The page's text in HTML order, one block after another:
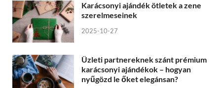
Karácsonyi ajándék ötletek a zene
szerelmeseinek
2025-10-27
Üzleti partnereknek szánt prémium
karácsonyi ajándékok – hogyan
nyűgözd le őket elegánsan?